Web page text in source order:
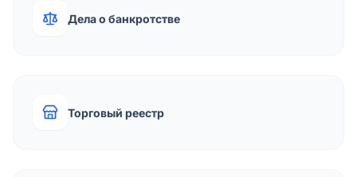
Дела о банкротстве
Торговый реестр